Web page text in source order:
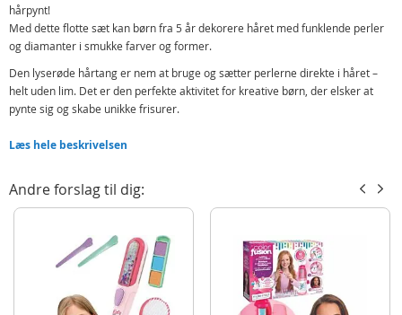
hårpynt!
Med dette flotte sæt kan børn fra 5 år dekorere håret med funklende perler
og diamanter i smukke farver og former.
Den lyserøde hårtang er nem at bruge og sætter perlerne direkte i håret –
helt uden lim. Det er den perfekte aktivitet for kreative børn, der elsker at
pynte sig og skabe unikke frisurer.
med det samme. Et sjovt og inspirerende legesæt for små stylister, der
Indeholder:
Hårde diamanter
Instruktioner
Læs hele beskrivelsen
Andre forslag til dig: